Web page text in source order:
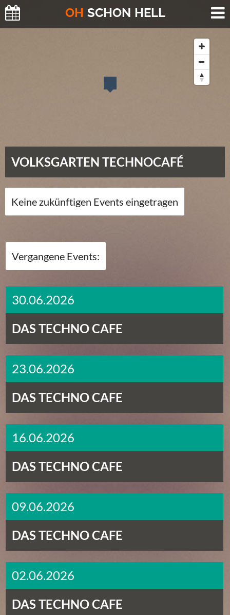
OH SCHON HELL
VOLKSGARTEN TECHNOCAFÉ
Keine zukünftigen Events eingetragen
Vergangene Events:
30.06.2026
DAS TECHNO CAFE
23.06.2026
DAS TECHNO CAFE
16.06.2026
DAS TECHNO CAFE
09.06.2026
DAS TECHNO CAFE
02.06.2026
DAS TECHNO CAFE